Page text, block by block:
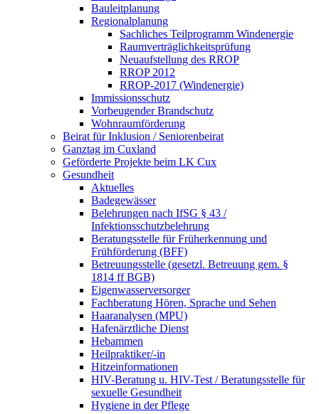
Bauleitplanung
Regionalplanung
Sachliches Teilprogramm Windenergie
Raumverträglichkeitsprüfung
Neuaufstellung des RROP
RROP 2012
RROP-2017 (Windenergie)
Immissionsschutz
Vorbeugender Brandschutz
Wohnraumförderung
Beirat für Inklusion / Seniorenbeirat
Ganztag im Cuxland
Geförderte Projekte beim LK Cux
Gesundheit
Aktuelles
Badegewässer
Belehrungen nach IfSG § 43 /
Infektionsschutzbelehrung
Beratungsstelle für Früherkennung und
Frühförderung (BFF)
Betreuungsstelle (gesetzl. Betreuung gem. §
1814 ff BGB)
Eigenwasserversorger
Fachberatung Hören, Sprache und Sehen
Haaranalysen (MPU)
Hafenärztliche Dienst
Hebammen
Heilpraktiker/-in
Hitzeinformationen
HIV-Beratung u. HIV-Test / Beratungsstelle für
sexuelle Gesundheit
Hygiene in der Pflege